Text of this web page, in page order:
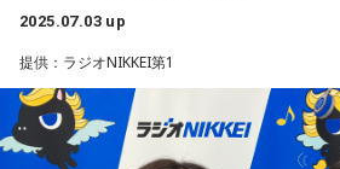
2025.07.03 up
提供：ラジオNIKKEI第1